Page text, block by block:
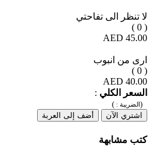
لا تنظر الى تفاحتي
( 0 )
45.00 AED
ارى من انبوب
( 0 )
40.00 AED
السعر الكلي :
(الضريبة : )
اشتري الآن
أضف إلى العربة
كتب مشابهة